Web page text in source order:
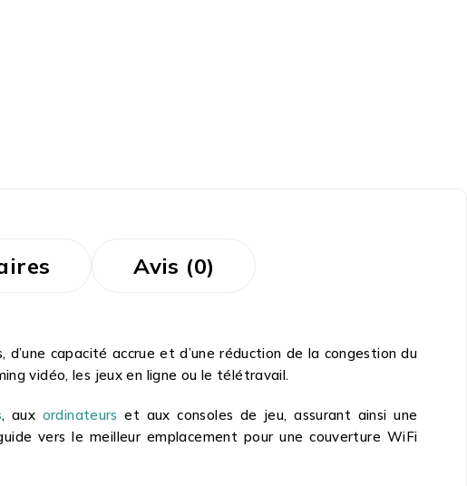
Avis (0)
capacité accrue et d’une réduction de la congestion du
vidéo, les jeux en ligne ou le télétravail.
, aux ordinateurs et aux consoles de jeu, assurant ainsi une
vers le meilleur emplacement pour une couverture WiFi